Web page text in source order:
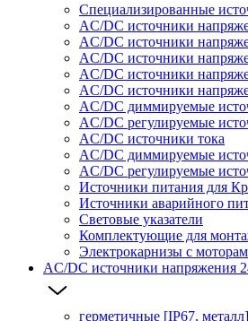
Специализированные
AC/DC источники
AC/DC источники
AC/DC источники
AC/DC источники
AC/DC источники
AC/DC диммируемые
AC/DC регулируемые
AC/DC источники тока
AC/DC диммируемые
AC/DC регулируемые
Источники питания для
Источники аварийного
Световые указатели
Комплектующие для
Электрокарнизы с
AC/DC источники напряжения
герметичные [IP67, металл]